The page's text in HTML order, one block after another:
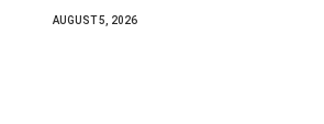
AUGUST 5, 2026